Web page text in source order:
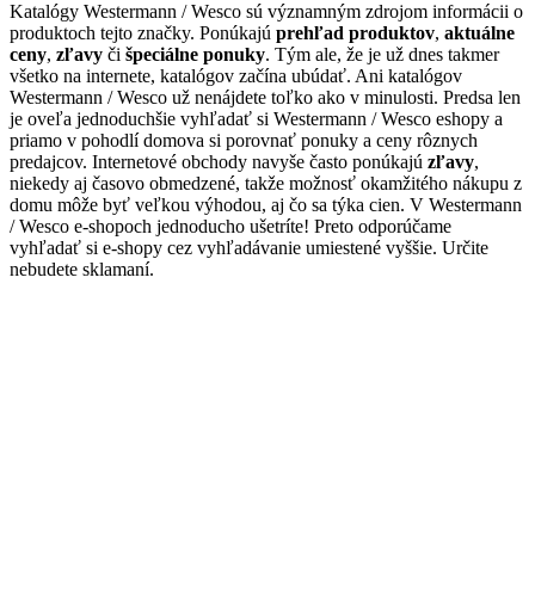
Katalógy Westermann / Wesco sú významným zdrojom informácii o
produktoch tejto značky. Ponúkajú prehľad produktov, aktuálne
ceny, zľavy či špeciálne ponuky. Tým ale, že je už dnes takmer
všetko na internete, katalógov začína ubúdať. Ani katalógov
Westermann / Wesco už nenájdete toľko ako v minulosti. Predsa len
je oveľa jednoduchšie vyhľadať si Westermann / Wesco eshopy a
priamo v pohodlí domova si porovnať ponuky a ceny rôznych
predajcov. Internetové obchody navyše často ponúkajú zľavy,
niekedy aj časovo obmedzené, takže možnosť okamžitého nákupu z
domu môže byť veľkou výhodou, aj čo sa týka cien. V Westermann
/ Wesco e-shopoch jednoducho ušetríte! Preto odporúčame
vyhľadať si e-shopy cez vyhľadávanie umiestené vyššie. Určite
nebudete sklamaní.